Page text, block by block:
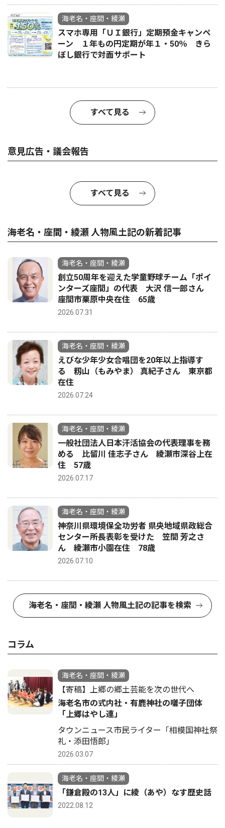
海老名・座間・綾瀬
スマホ専用「ＵＩ銀行」定期預金キャンペ
ーン １年もの円定期が年１・50％ きら
ぼし銀行で対面サポート
すべて見る
意見広告・議会報告
すべて見る
海老名・座間・綾瀬 人物風土記の新着記事
海老名・座間・綾瀬
創立50周年を迎えた学童野球チーム「ポイ
ンターズ座間」の代表 大沢 信一郎さん
座間市栗原中央在住 65歳
2026.07.31
海老名・座間・綾瀬
えびな少年少女合唱団を20年以上指導す
る 籾山（もみやま） 真紀子さん 東京都
在住
2026.07.24
海老名・座間・綾瀬
一般社団法人日本汗活協会の代表理事を務
める 比留川 佳志子さん 綾瀬市深谷上在
住 57歳
2026.07.17
海老名・座間・綾瀬
神奈川県環境保全功労者 県央地域県政総合
センター所長表彰を受けた 笠間 芳之さ
ん 綾瀬市小園在住 78歳
2026.07.10
海老名・座間・綾瀬 人物風土記の記事を検索
コラム
海老名・座間・綾瀬
【寄稿】上郷の郷土芸能を次の世代へ
海老名市の式内社・有鹿神社の囃子団体
「上郷はやし連」
タウンニュース市民ライター「相模国神社祭
礼・添田悟郎」
2026.03.07
海老名・座間・綾瀬
「鎌倉殿の13人」に綾（あや）なす歴史話
2022.08.12